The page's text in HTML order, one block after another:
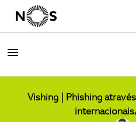
Vishing | Phishing